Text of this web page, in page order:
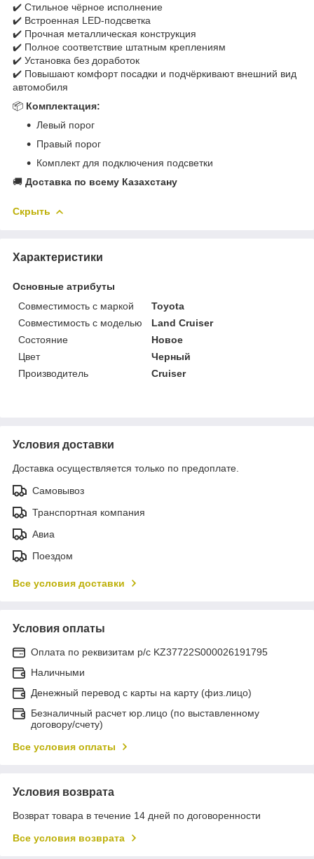
✔️ Стильное чёрное исполнение
✔️ Встроенная LED-подсветка
✔️ Прочная металлическая конструкция
✔️ Полное соответствие штатным креплениям
✔️ Установка без доработок
✔️ Повышают комфорт посадки и подчёркивают внешний вид
автомобиля
📦 Комплектация:
Левый порог
Правый порог
Комплект для подключения подсветки
🚚 Доставка по всему Казахстану
Скрыть
Характеристики
Основные атрибуты
Совместимость с маркой
Toyota
Совместимость с моделью
Land Cruiser
Состояние
Новое
Цвет
Черный
Производитель
Cruiser
Условия доставки
Доставка осуществляется только по предоплате.
Самовывоз
Транспортная компания
Авиа
Поездом
Все условия доставки
Условия оплаты
Оплата по реквизитам р/с KZ37722S000026191795
Наличными
Денежный перевод с карты на карту (физ.лицо)
Безналичный расчет юр.лицо (по выставленному
договору/счету)
Все условия оплаты
Условия возврата
Возврат товара в течение 14 дней по договоренности
Все условия возврата